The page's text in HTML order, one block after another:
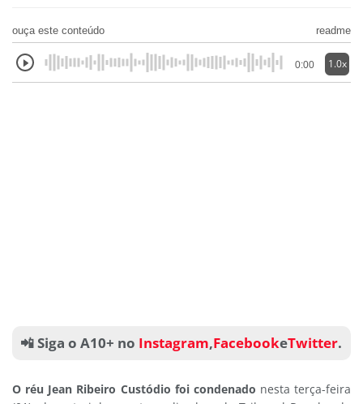
ouça este conteúdo readme
0:00 1.0x
📲 Siga o A10+ no Instagram,FacebookeTwitter.
O réu Jean Ribeiro Custódio foi condenado nesta terça-feira